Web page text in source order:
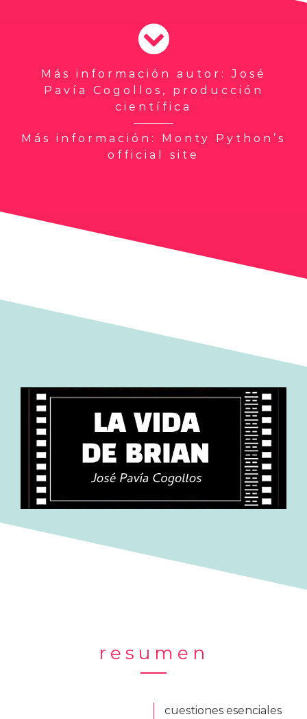
Más información autor:
José
Pavía Cogollos, producción
científica
Más información: Monty Python’s
official site
resumen
cuestiones esenciales